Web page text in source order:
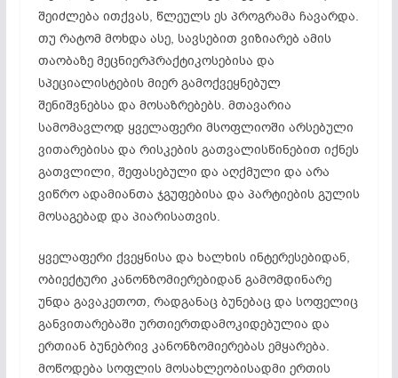
შეიძლება ითქვას, წლეულს ეს პროგრამა ჩავარდა.
თუ რატომ მოხდა ასე, სავსებით ვიზიარებ ამის
თაობაზე მეცნიერპრაქტიკოსებისა და
სპეციალისტების მიერ გამოქვეყნებულ
შენიშვნებსა და მოსაზრებებს. მთავარია
სამომავლოდ ყველაფერი მსოფლიოში არსებული
ვითარებისა და რისკების გათვალისწინებით იქნეს
გათვლილი, შეფასებული და აღქმული და არა
ვიწრო ადამიანთა ჯგუფებისა და პარტიების გულის
მოსაგებად და პიარისათვის.
ყველაფერი ქვეყნისა და ხალხის ინტერესებიდან,
ობიექტური კანონზომიერებიდან გამომდინარე
უნდა გავაკეთოთ, რადგანაც ბუნებაც და სოფელიც
განვითარებაში ურთიერთდამოკიდებულია და
ერთიან ბუნებრივ კანონზომიერებას ემყარება.
მოწოდება სოფლის მოსახლეობისადმი ერთის